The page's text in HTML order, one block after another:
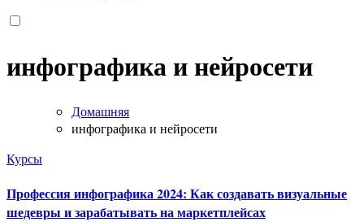
инфографика и нейросети
Домашняя
инфографика и нейросети
Курсы
Профессия инфографика 2024: Как создавать визуальные
шедевры и зарабатывать на маркетплейсах